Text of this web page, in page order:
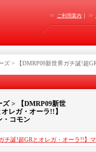
ご利用案内 ｜
ズ > 【DMRP09新世界ガチ誕!超
> 【DMRP09新世
レガ・オーラ!!】
・コモン
ガチ誕!超GRとオレガ・オーラ!!】